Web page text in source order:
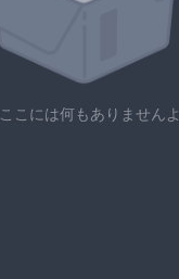
ここには何もありませんよ